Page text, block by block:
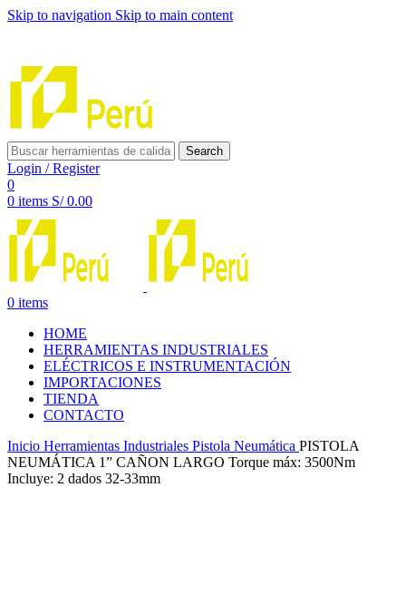
Skip to navigation Skip to main content
Search
Login / Register
0
0 items S/0.00
0 items
HOME
HERRAMIENTAS INDUSTRIALES
ELÉCTRICOS E INSTRUMENTACIÓN
IMPORTACIONES
TIENDA
CONTACTO
Inicio Herramientas Industriales Pistola Neumática PISTOLA
NEUMÁTICA 1” CAÑON LARGO Torque máx: 3500Nm
Incluye: 2 dados 32-33mm